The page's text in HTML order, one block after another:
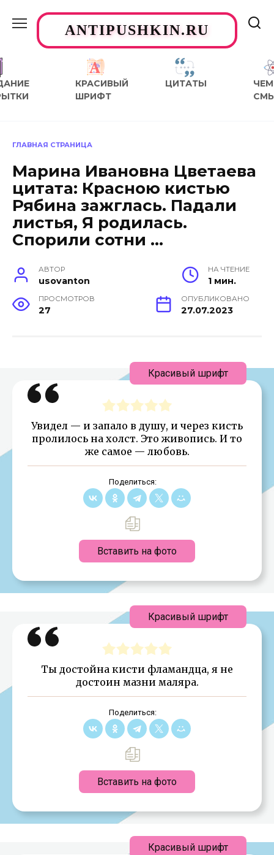
содержаниюANTIPUSHKIN.RU
КРАСИВЫЙ
ШРИФТ
ЦИТАТЫ
ЧЕМ
ГЛАВНАЯ СТРАНИЦА
Марина Ивановна Цветаева
цитата: Красною кистью
Рябина зажглась. Падали
листья, Я родилась.
Спорили сотни …
АВТОР
usovanton
НА ЧТЕНИЕ
1 мин.
ПРОСМОТРОВ
27
ОПУБЛИКОВАНО
27.07.2023
Увидел — и запало в душу, и через кисть
пролилось на холст. Это живопись. И то
же самое — любовь.
Поделиться:
Вставить на фото
Красивый шрифт
Ты достойна кисти фламандца, я не
достоин мазни маляра.
Поделиться:
Вставить на фото
Красивый шрифт
Красивый шрифт